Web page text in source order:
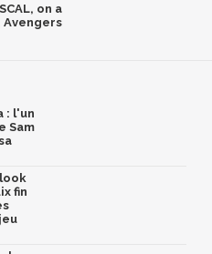
on a
Avengers
: l'un
Sam
fin